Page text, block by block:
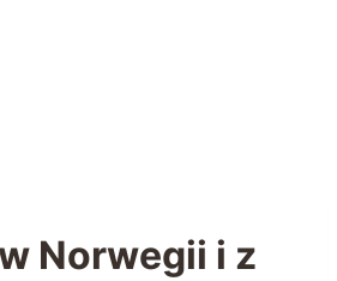
Norwegii i z